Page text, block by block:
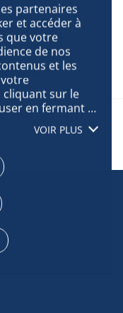
partenaires
et accéder à
que votre
de nos
et les
cliquant sur le
en fermant
continuer sans
le détail de
pour
sur « paramétrer
vous acceptez
stockées
données sur
nos
la fraude et
le contenu,
différents
caractéristiques
VOIR PLUS